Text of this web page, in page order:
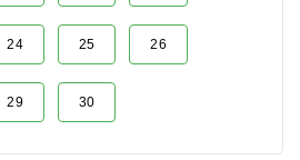
24 25 26
29 30